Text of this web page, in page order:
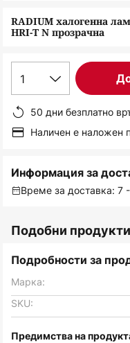
RADIUM халогенна
HRI-T N прозрачна
1
50 дни безплатно
Наличен е наложен
Информация за
Време за доставка: 7
Подобни продукти
Подробности за
Марка:
SKU:
Предимства на